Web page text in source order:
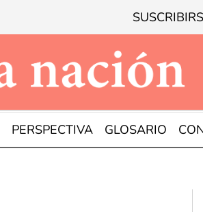
PERSPECTIVA GLOSARIO